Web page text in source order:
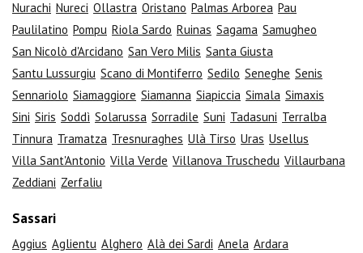
Nurachi Nureci Ollastra Oristano Palmas Arborea Pau
Paulilatino Pompu Riola Sardo Ruinas Sagama Samugheo
San Nicolò d'Arcidano San Vero Milis Santa Giusta
Santu Lussurgiu Scano di Montiferro Sedilo Seneghe Senis
Sennariolo Siamaggiore Siamanna Siapiccia Simala Simaxis
Sini Siris Soddì Solarussa Sorradile Suni Tadasuni Terralba
Tinnura Tramatza Tresnuraghes Ulà Tirso Uras Usellus
Villa Sant'Antonio Villa Verde Villanova Truschedu Villaurbana
Zeddiani Zerfaliu
Sassari
Aggius Aglientu Alghero Alà dei Sardi Anela Ardara